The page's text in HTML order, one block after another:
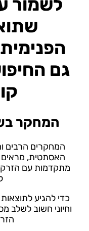
גם
המחקר
המחקרים הרבים
האסתטית, מראים
מתקדמות עם
כדי להגיע
וחיוני חשוב לשלב